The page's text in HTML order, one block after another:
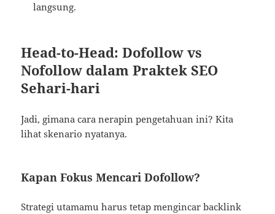
langsung.
Head-to-Head: Dofollow vs
Nofollow dalam Praktek SEO
Sehari-hari
Jadi, gimana cara nerapin pengetahuan ini? Kita
lihat skenario nyatanya.
Kapan Fokus Mencari Dofollow?
Strategi utamamu harus tetap mengincar backlink